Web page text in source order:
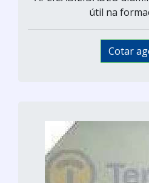
útil na
Cotar